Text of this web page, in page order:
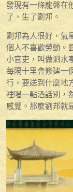
發現有一條龍盤在
了，生了劉邦。
劉邦為人很好，氣
個人不喜歡勞動。
小官吏，叫做泗水
每隔十里會修建一
行，要送到什麼地
裡喝一點酒話別，
感覺。那麼劉邦就